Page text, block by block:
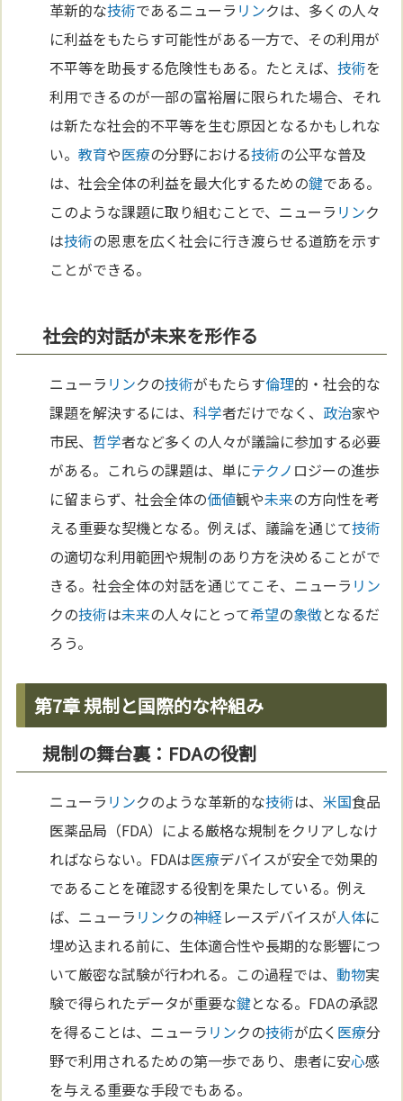
革新的な技術であるニューラ リンクは、多くの人々
に利益をもたらす可能性がある一方で、その利用が
不平等を助長する危険性もある。たとえば、技術を
利用できるのが一部の富裕層に限られた場合、それ
は新たな社会的不平等を生む原因となるかもしれな
い。教育や医療の分野における技術の公平な普及
は、社会全体の利益を最大化するための鍵である。
このような課題に取り組むことで、ニューラ リンク
は技術の恩恵を広く社会に行き渡らせる道筋を示す
ことができる。
社会的対話が未来を形作る
ニューラ リンクの技術がもたらす倫理的・社会的な
課題を解決するには、科学者だけでなく、 政治家や
市民、 哲学者など多くの人々が議論に参加する必要
がある。これらの課題は、単にテクノ ロジーの進歩
に留まらず、社会全体の価値観や未来の方向性を考
える重要な契機となる。例えば、議論を通じて技術
の適切な利用範囲や規制のあり方を決めることがで
きる。社会全体の対話を通じてこそ、ニューラ リン
クの技術は未来の人々にとって希望の象徴となるだ
ろう。
第7章 規制と国際的な枠組み
規制の舞台裏：FDAの役割
ニューラ リンクのような革新的な技術は、米国食品
医薬品局（FDA）による厳格な規制をクリアしなけ
ればならない。FDAは医療デバイスが安全で効果的
であることを確認する役割を果たしている。例え
ば、ニューラ リンクの神経レースデバイスが人体に
埋め込まれる前に、生体適合性や長期的な影響につ
いて厳密な試験が行われる。この過程では、動物実
験で得られたデータが重要な鍵となる。FDAの承認
を得ることは、ニューラ リンクの技術が広く 医療分
野で利用されるための第一歩であり、患者に安心感
を与える重要な手段でもある。